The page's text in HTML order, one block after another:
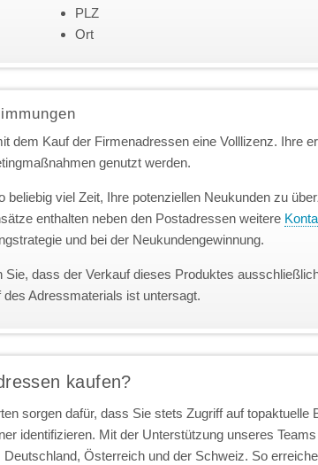
PLZ
Ort
dem Kauf der Firmenadressen eine Volllizenz. Ihre
genutzt werden.
beliebig viel Zeit, Ihre potenziellen Neukunden zu
enthalten neben den Postadressen weitere
und bei der Neukundengewinnung.
Sie, dass der Verkauf dieses Produktes
Adressmaterials ist untersagt.
kaufen?
sorgen dafür, dass Sie stets Zugriff auf topaktuelle
identifizieren. Mit der Unterstützung unseres
Österreich und der Schweiz. So